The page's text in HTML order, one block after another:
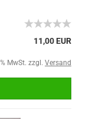
11,00 EUR
MwSt. zzgl. Versand